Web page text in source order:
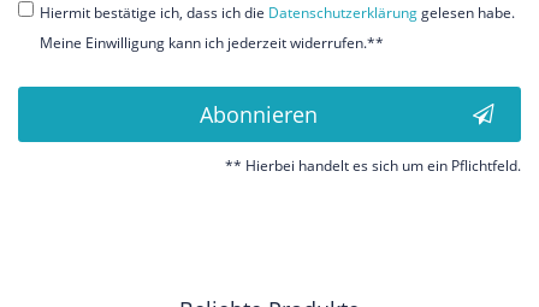
Hiermit bestätige ich, dass ich die Daten­schutz­erklärunggelesen habe.
Meine Einwilligung kann ich jederzeit widerrufen.**
Abonnieren
** Hierbei handelt es sich um ein Pflichtfeld.